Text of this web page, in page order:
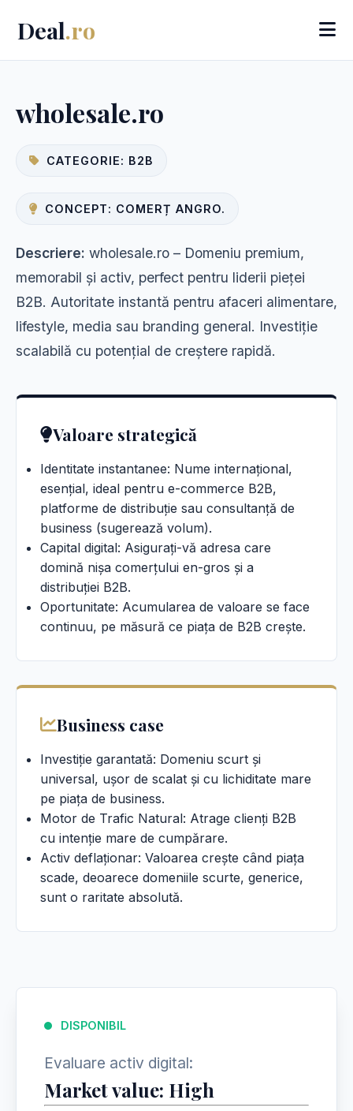
Deal.ro
wholesale.ro
CATEGORIE: B2B
CONCEPT: COMERȚ ANGRO.
Descriere: wholesale.ro – Domeniu premium,
memorabil și activ, perfect pentru liderii pieței
B2B. Autoritate instantă pentru afaceri alimentare,
lifestyle, media sau branding general. Investiție
scalabilă cu potențial de creștere rapidă.
Valoare strategică
Identitate instantanee: Nume internațional,
esențial, ideal pentru e-commerce B2B,
platforme de distribuție sau consultanță de
business (sugerează volum).
Capital digital: Asigurați-vă adresa care
domină nișa comerțului en-gros și a
distribuției B2B.
Oportunitate: Acumularea de valoare se face
continuu, pe măsură ce piața de B2B crește.
Business case
Investiție garantată: Domeniu scurt și
universal, ușor de scalat și cu lichiditate mare
pe piața de business.
Motor de Trafic Natural: Atrage clienți B2B
cu intenție mare de cumpărare.
Activ deflaționar: Valoarea crește când piața
scade, deoarece domeniile scurte, generice,
sunt o raritate absolută.
DISPONIBIL
Evaluare activ digital:
Market value: High